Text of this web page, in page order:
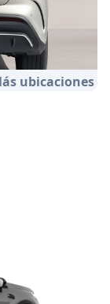
ubicaciones